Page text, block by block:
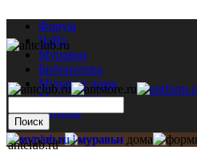
Форум
ЧаВо
Муравьи
Библиотека
Муравьи дома
Мастерская
Каталог
antclub.ru